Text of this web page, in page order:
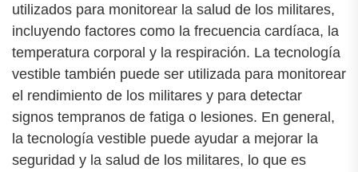
utilizados para monitorear la salud de los militares,
incluyendo factores como la frecuencia cardíaca, la
temperatura corporal y la respiración. La tecnología
vestible también puede ser utilizada para monitorear
el rendimiento de los militares y para detectar
signos tempranos de fatiga o lesiones. En general,
la tecnología vestible puede ayudar a mejorar la
seguridad y la salud de los militares, lo que es